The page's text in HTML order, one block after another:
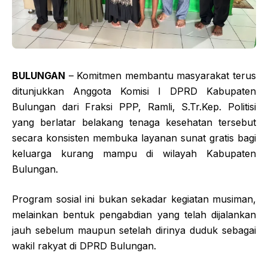
BULUNGAN – Komitmen membantu masyarakat terus
ditunjukkan Anggota Komisi I DPRD Kabupaten
Bulungan dari Fraksi PPP, Ramli, S.Tr.Kep. Politisi
yang berlatar belakang tenaga kesehatan tersebut
secara konsisten membuka layanan sunat gratis bagi
keluarga kurang mampu di wilayah Kabupaten
Bulungan.
Program sosial ini bukan sekadar kegiatan musiman,
melainkan bentuk pengabdian yang telah dijalankan
jauh sebelum maupun setelah dirinya duduk sebagai
wakil rakyat di DPRD Bulungan.